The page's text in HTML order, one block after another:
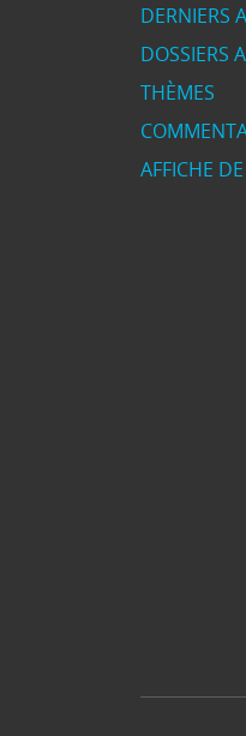
DERNIERS
DOSSIERS
THÈMES
AFFICHE